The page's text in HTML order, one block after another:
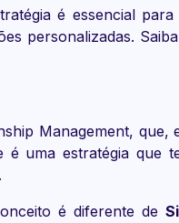
é essencial
personalizadas.
Management, que,
é uma estratégia que
é diferente de